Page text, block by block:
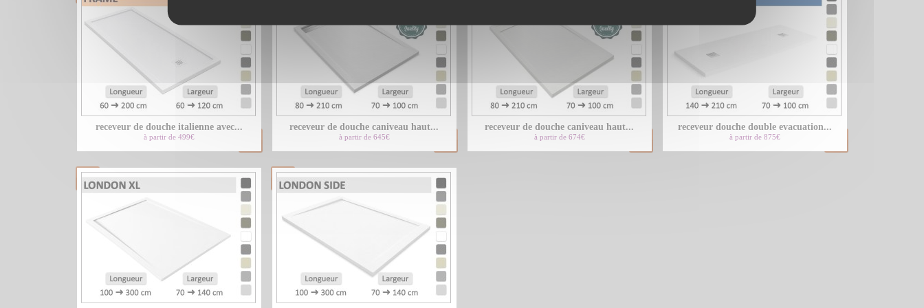
receveur de douche italienne avec...
à partir de 499€
receveur de douche caniveau haut...
à partir de 645€
receveur de douche caniveau haut...
à partir de 674€
receveur douche double evacuation...
à partir de 875€